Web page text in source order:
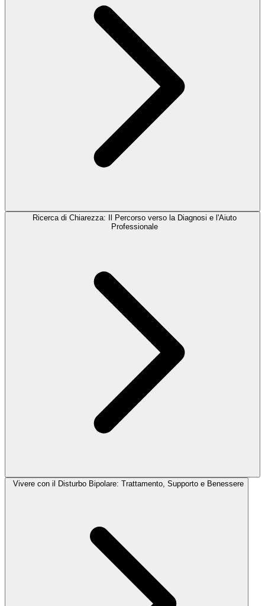
Ricerca di Chiarezza: Il Percorso verso la Diagnosi e l'Aiuto
Professionale
Vivere con il Disturbo Bipolare: Trattamento, Supporto e Benessere